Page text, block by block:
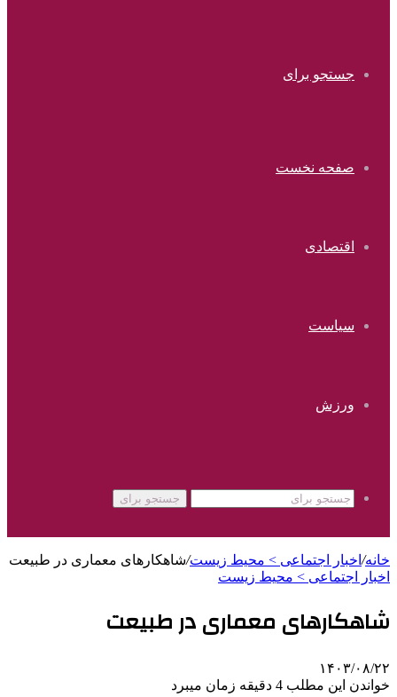
جستجو برای
صفحه نخست
اقتصادی
سیاست
ورزش
جستجو برای
خانه/ اخبار اجتماعی > محیط زیست/شاهکارهای معماری در طبیعت
اخبار اجتماعی > محیط زیست
شاهکارهای معماری در طبیعت
۱۴۰۳/۰۸/۲۲
خواندن این مطلب 4 دقیقه زمان میبرد